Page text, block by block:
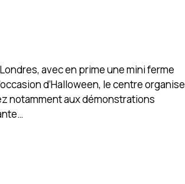
avec en prime une mini ferme
d’Halloween, le centre organise
notamment aux démonstrations